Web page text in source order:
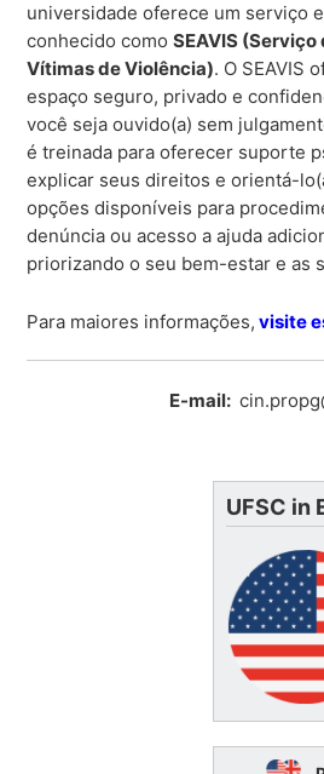
universidade oferece um serviço
conhecido comoSEAVIS (Serviço
Vítimas de Violência). O SEAVIS
espaço seguro, privado e
você seja ouvido(a) sem
é treinada para oferecer suporte
explicar seus direitos e orientá-
opções disponíveis para
denúncia ou acesso a ajuda
priorizando o seu bem-estar e as
Para maiores informações, visite
E-mail:
UFSC in